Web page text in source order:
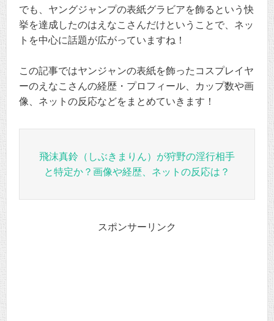
でも、ヤングジャンプの表紙グラビアを飾るという快
挙を達成したのはえなこさんだけということで、ネッ
トを中心に話題が広がっていますね！
この記事ではヤンジャンの表紙を飾ったコスプレイヤ
ーのえなこさんの経歴・プロフィール、カップ数や画
像、ネットの反応などをまとめていきます！
飛沫真鈴（しぶきまりん）が狩野の淫行相手
と特定か？画像や経歴、ネットの反応は？
スポンサーリンク